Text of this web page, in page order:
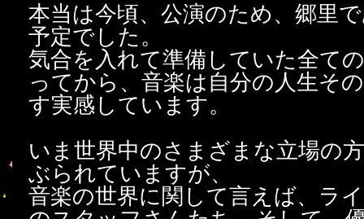
本当は今頃、公演のため、郷里
予定でした。
気合を入れて準備していた全て
ってから、音楽は自分の人生そ
す実感しています。
いま世界中のさまざまな立場の
ぶられていますが、
音楽の世界に関して言えば、ラ